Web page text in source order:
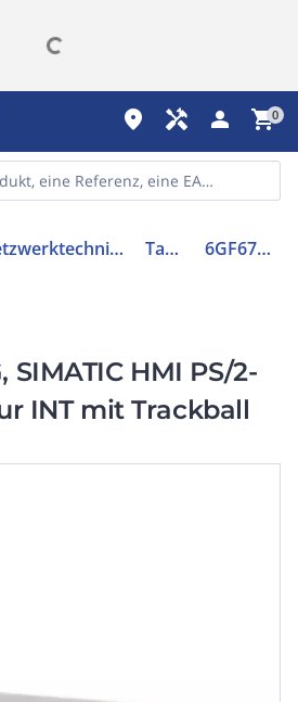
place handyman person shopping_cart0
Netzwerktechnik - Zubehör Tastatur 6GF67103BG
SIMATIC HMI PS/2-
INT mit Trackball